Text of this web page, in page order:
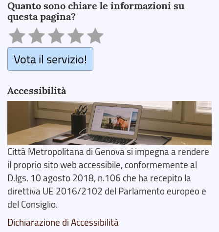
Quanto sono chiare le informazioni su
questa pagina?
Vota il servizio!
Accessibilità
Città Metropolitana di Genova si impegna a rendere
il proprio sito web accessibile, conformemente al
D.lgs. 10 agosto 2018, n.106 che ha recepito la
direttiva UE 2016/2102 del Parlamento europeo e
del Consiglio.
Dichiarazione di Accessibilità